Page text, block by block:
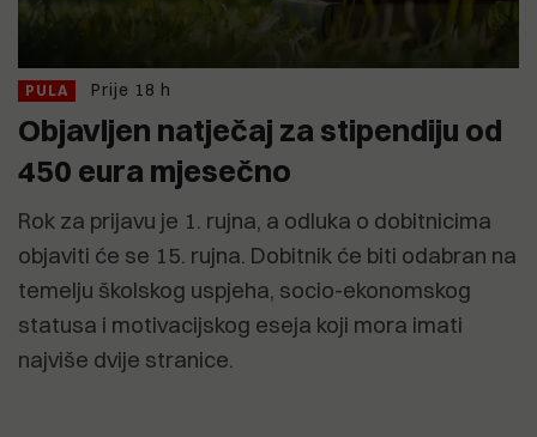
PULA Prije 18 h
Objavljen natječaj za stipendiju od
450 eura mjesečno
Rok za prijavu je 1. rujna, a odluka o dobitnicima
objaviti će se 15. rujna. Dobitnik će biti odabran na
temelju školskog uspjeha, socio-ekonomskog
statusa i motivacijskog eseja koji mora imati
najviše dvije stranice.